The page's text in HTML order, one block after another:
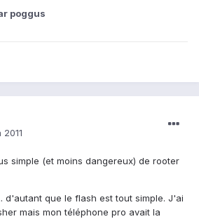
poggus
simple (et moins dangereux) de rooter
d'autant que le flash est tout simple. J'ai
mais mon téléphone pro avait la